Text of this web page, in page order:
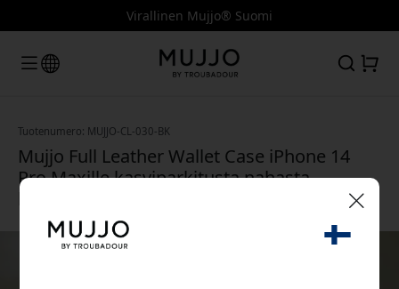
Virallinen Mujjo® Suomi
Tuotenumero: MUJJO-CL-030-BK
Mujjo Full Leather Wallet Case iPhone 14
Pro Maxille kasviparkitusta nahasta,
korttitaskulla ja korotetulla reunalla - Musta
🎉 Alennuskoodisi: